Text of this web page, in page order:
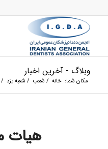
وبلاگ - آخرین اخبار
مکان شما: خانه / شعب / شعبه یزد /
هیات